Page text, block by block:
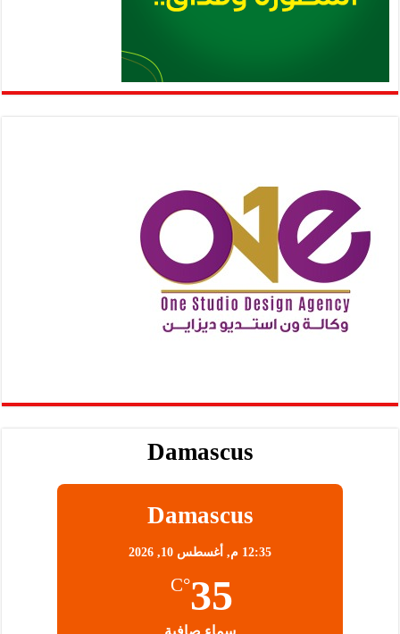
Damascus
Damascus
12:35 م, أغسطس 10, 2026
35
°C